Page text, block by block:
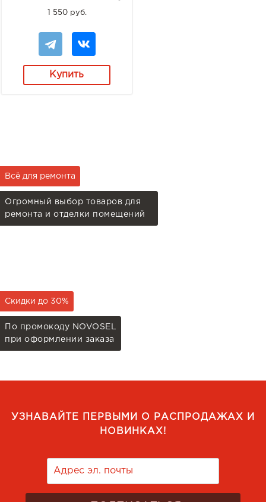
1 550 руб.
Купить
Всё для ремонта
Огромный выбор товаров для
ремонта и отделки помещений
Скидки до 30%
По промокоду NOVOSEL
при оформлении заказа
УЗНАВАЙТЕ ПЕРВЫМИ О РАСПРОДАЖАХ И
НОВИНКАХ!